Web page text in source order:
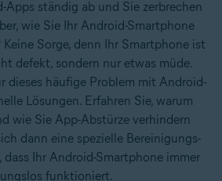
Apps ständig ab und Sie zerbrechen
wie Sie Ihr Android-Smartphone
Sorge, denn Ihr Smartphone ist
defekt, sondern nur etwas müde.
dieses häufige Problem mit Android-
Lösungen. Erfahren Sie, warum
wie Sie App-Abstürze verhindern
dann eine spezielle Bereinigungs-
dass Ihr Android-Smartphone immer
funktioniert.